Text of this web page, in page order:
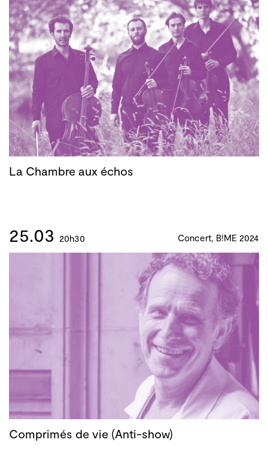
La Chambre aux échos
25.03 20h30 Concert, B!ME 2024
Comprimés de vie (Anti-show)